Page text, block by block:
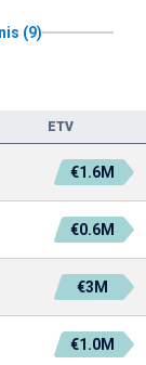
(9)
ETV
€1.6M
€0.6M
€3M
€1.0M